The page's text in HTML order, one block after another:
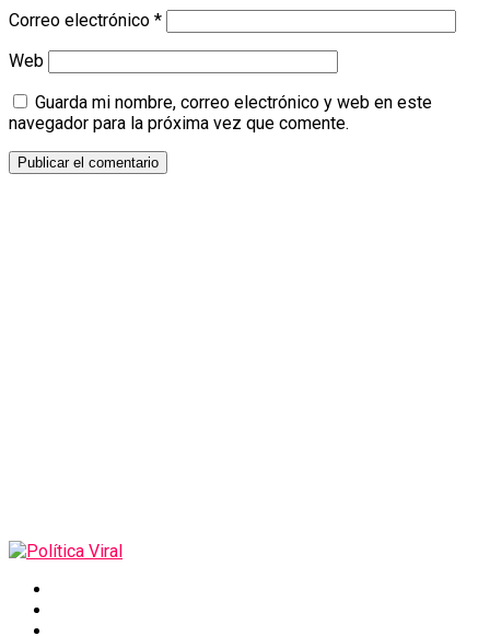
Correo electrónico *
Web
Guarda mi nombre, correo electrónico y web en este
navegador para la próxima vez que comente.